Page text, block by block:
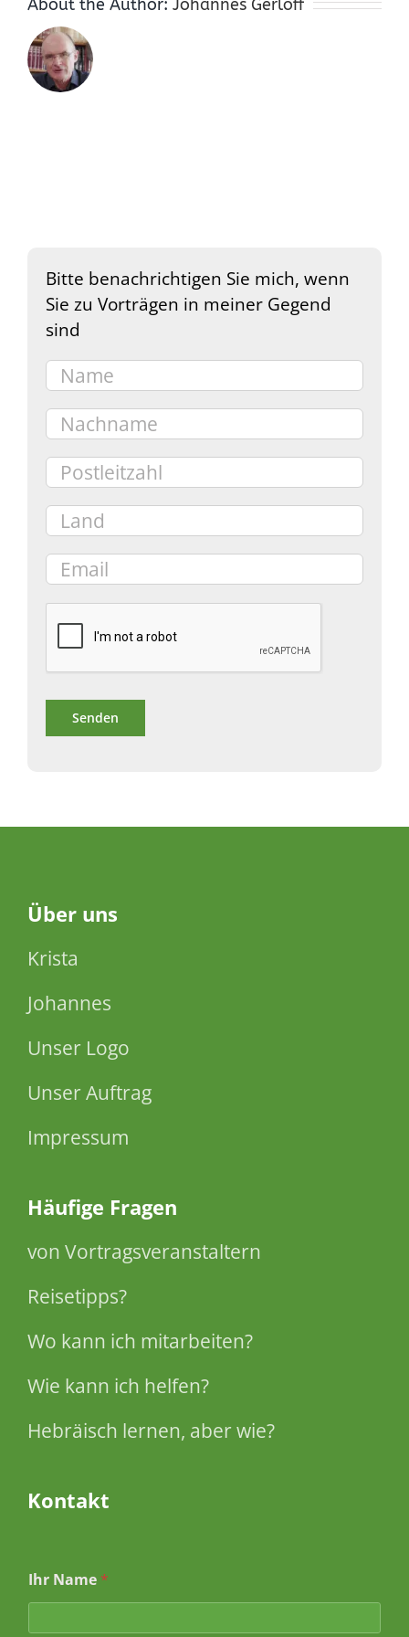
About the Author: Johannes Gerloff
Bitte benachrichtigen Sie mich, wenn
Sie zu Vorträgen in meiner Gegend
sind
Über uns
Krista
Johannes
Unser Logo
Unser Auftrag
Impressum
Häufige Fragen
von Vortragsveranstaltern
Reisetipps?
Wo kann ich mitarbeiten?
Wie kann ich helfen?
Hebräisch lernen, aber wie?
Kontakt
Ihr Name *